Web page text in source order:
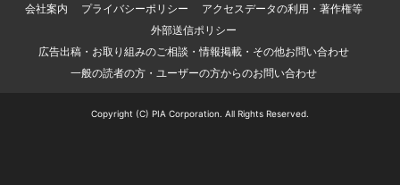
会社案内
プライバシーポリシー
アクセスデータの利用・著作権等
外部送信ポリシー
広告出稿・お取り組みのご相談・情報掲載・その他お問い合わせ
一般の読者の方・ユーザーの方からのお問い合わせ
Copyright (C) PIA Corporation. All Rights Reserved.